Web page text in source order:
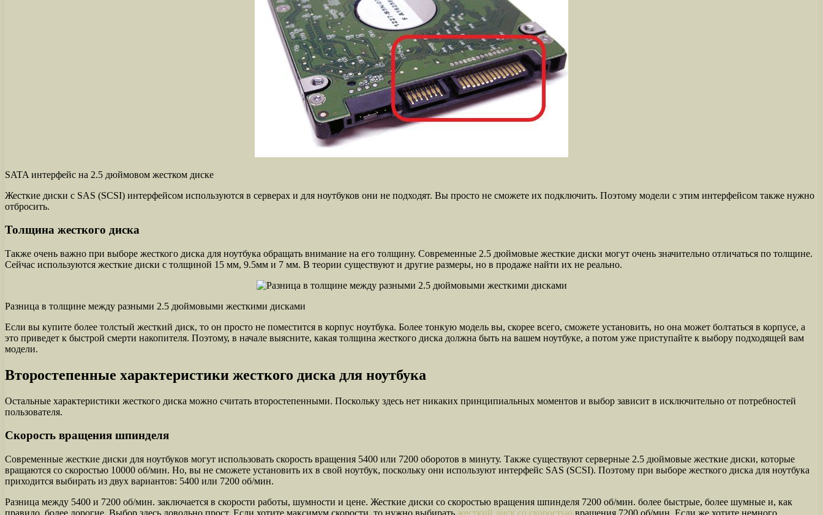
SATA интерфейс на 2.5 дюймовом жестком диске
Жесткие диски с SAS (SCSI) интерфейсом используются в серверах и для ноутбуков они не подходят. Вы просто не сможете их подключить. Поэтому модели с этим интерфейсом также нужно
отбросить.
Толщина жесткого диска
Также очень важно при выборе жесткого диска для ноутбука обращать внимание на его толщину. Современные 2.5 дюймовые жесткие диски могут очень значительно отличаться по толщине.
Сейчас используются жесткие диски с толщиной 15 мм, 9.5мм и 7 мм. В теории существуют и другие размеры, но в продаже найти их не реально.
Разница в толщине между разными 2.5 дюймовыми жесткими дисками
Если вы купите более толстый жесткий диск, то он просто не поместится в корпус ноутбука. Более тонкую модель вы, скорее всего, сможете установить, но она может болтаться в корпусе, а
это приведет к быстрой смерти накопителя. Поэтому, в начале выясните, какая толщина жесткого диска должна быть на вашем ноутбуке, а потом уже приступайте к выбору подходящей вам
модели.
Второстепенные характеристики жесткого диска для ноутбука
Остальные характеристики жесткого диска можно считать второстепенными. Поскольку здесь нет никаких принципиальных моментов и выбор зависит в исключительно от потребностей
пользователя.
Скорость вращения шпинделя
Современные жесткие диски для ноутбуков могут использовать скорость вращения 5400 или 7200 оборотов в минуту. Также существуют серверные 2.5 дюймовые жесткие диски, которые
вращаются со скоростью 10000 об/мин. Но, вы не сможете установить их в свой ноутбук, поскольку они используют интерфейс SAS (SCSI). Поэтому при выборе жесткого диска для ноутбука
приходится выбирать из двух вариантов: 5400 или 7200 об/мин.
Разница между 5400 и 7200 об/мин. заключается в скорости работы, шумности и цене. Жесткие диски со скоростью вращения шпинделя 7200 об/мин. более быстрые, более шумные и, как